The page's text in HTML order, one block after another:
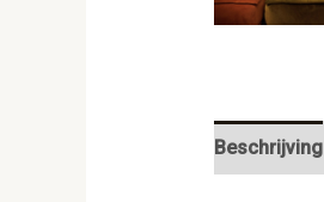
Beschrijving